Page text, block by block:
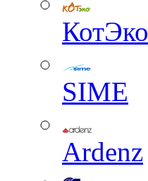
КотЭко
SIME
Ardenz